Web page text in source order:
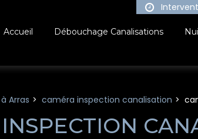
Accueil Débouchage Canalisations
Arras caméra inspection canalisation